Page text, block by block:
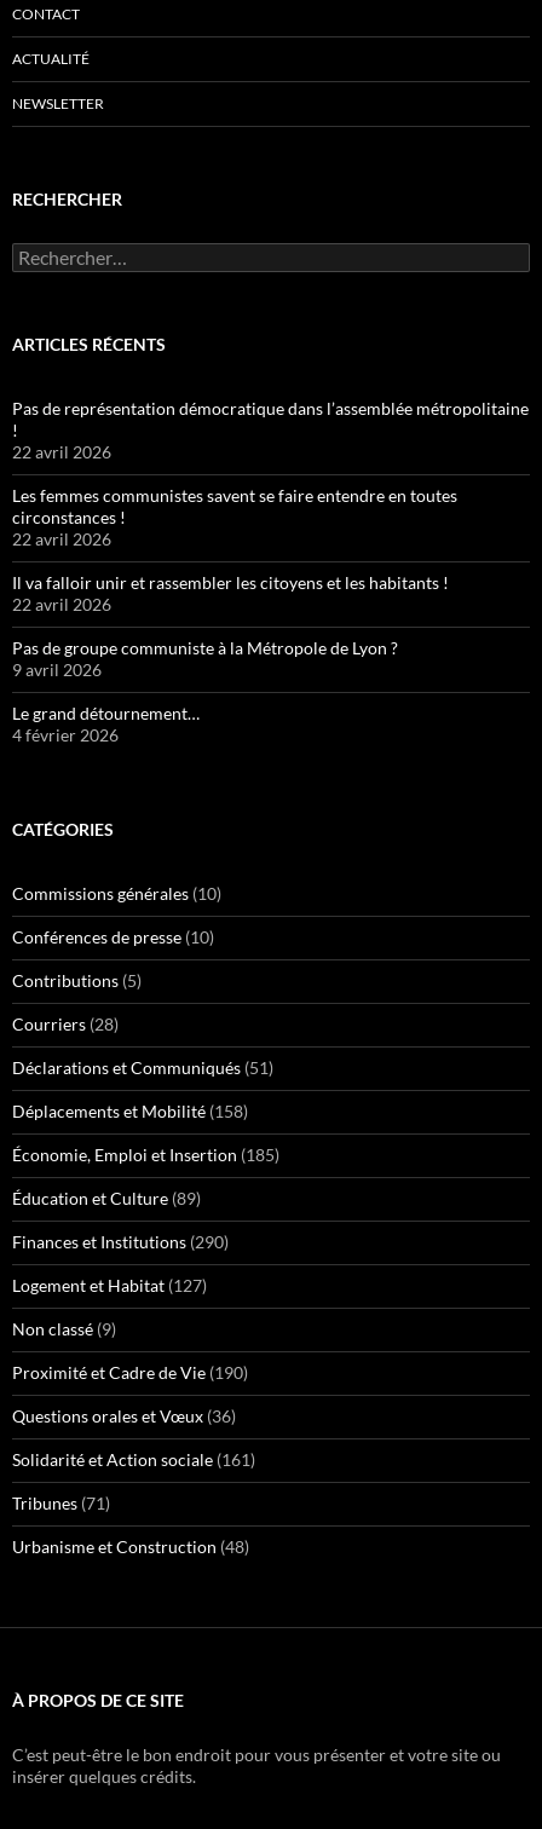
CONTACT
ACTUALITÉ
NEWSLETTER
RECHERCHER
Rechercher :
ARTICLES RÉCENTS
Pas de représentation démocratique dans l’assemblée métropolitaine
!
22 avril 2026
Les femmes communistes savent se faire entendre en toutes
circonstances !
22 avril 2026
Il va falloir unir et rassembler les citoyens et les habitants !
22 avril 2026
Pas de groupe communiste à la Métropole de Lyon ?
9 avril 2026
Le grand détournement…
4 février 2026
CATÉGORIES
Commissions générales (10)
Conférences de presse (10)
Contributions (5)
Courriers (28)
Déclarations et Communiqués (51)
Déplacements et Mobilité (158)
Économie, Emploi et Insertion (185)
Éducation et Culture (89)
Finances et Institutions (290)
Logement et Habitat (127)
Non classé (9)
Proximité et Cadre de Vie (190)
Questions orales et Vœux (36)
Solidarité et Action sociale (161)
Tribunes (71)
Urbanisme et Construction (48)
À PROPOS DE CE SITE
C’est peut-être le bon endroit pour vous présenter et votre site ou
insérer quelques crédits.